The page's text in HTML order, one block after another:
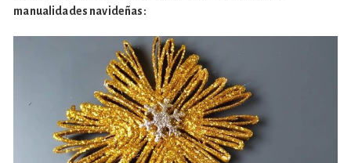
manualidades navideñas: